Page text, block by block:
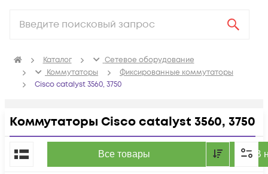
Каталог
Сетевое оборудование
Коммутаторы
Фиксированные коммутаторы
Cisco catalyst 3560, 3750
Коммутаторы Cisco catalyst 3560, 3750
Все товары В
По популярности